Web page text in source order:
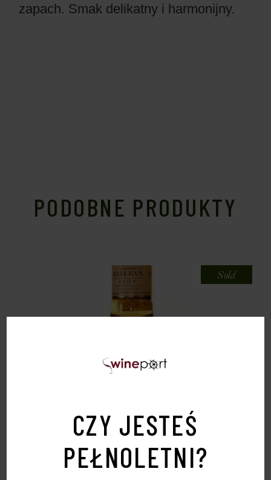
CZY JESTEŚ
PEŁNOLETNI?
zapach. Smak delikatny i harmonijny.
PODOBNE PRODUKTY
Sold